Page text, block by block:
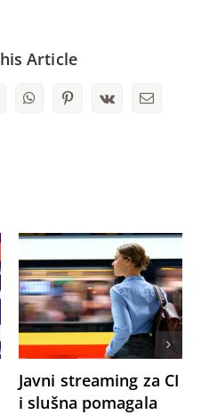
Article
WhatsAppPinterest
Vk Email
Javni streaming za CI
i slušna pomagala